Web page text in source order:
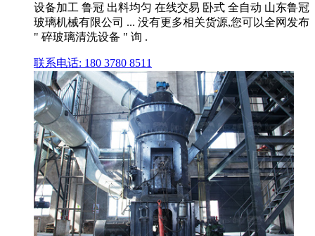
设备加工 鲁冠 出料均匀 在线交易 卧式 全自动 山东鲁冠
玻璃机械有限公司 ... 没有更多相关货源,您可以全网发布
" 碎玻璃清洗设备 " 询 .
联系电话: 180 3780 8511